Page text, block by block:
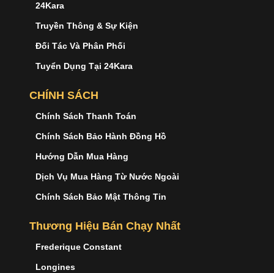
24Kara
Truyền Thông & Sự Kiện
Đối Tác Và Phân Phối
Tuyển Dụng Tại 24Kara
CHÍNH SÁCH
Chính Sách Thanh Toán
Chính Sách Bảo Hành Đồng Hồ
Hướng Dẫn Mua Hàng
Dịch Vụ Mua Hàng Từ Nước Ngoài
Chính Sách Bảo Mật Thông Tin
Thương Hiệu Bán Chạy Nhất
Frederique Constant
Longines